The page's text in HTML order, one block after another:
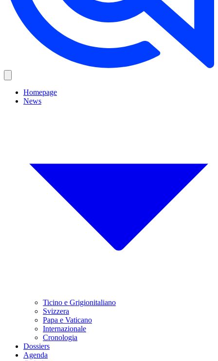
Homepage
News
Ticino e Grigionitaliano
Svizzera
Papa e Vaticano
Internazionale
Cronologia
Dossiers
Agenda